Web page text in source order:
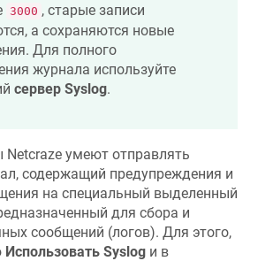
3000 , старые записи
а сохраняются новые
Для полного
журнала используйте
сервер Syslog.
Netcraze умеют отправлять
содержащий предупреждения и
на специальный выделенный
для сбора и
сообщений (логов). Для этого,
Использовать Syslog и в